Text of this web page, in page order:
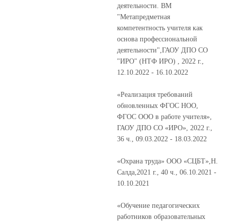
деятельности. ВМ
"Метапредметная
компетентность учителя как
основа профессиональной
деятельности",ГАОУ ДПО СО
"ИРО" (НТФ ИРО) , 2022 г.,
12.10.2022 - 16.10.2022
«Реализация требований
обновленных ФГОС НОО,
ФГОС ООО в работе учителя»,
ГАОУ ДПО СО «ИРО», 2022 г.,
36 ч., 09.03.2022 - 18.03.2022
«Охрана труда» ООО «СЦБТ»,Н.
Салда,2021 г., 40 ч., 06.10.2021 -
10.10.2021
«Обучение педагогических
работников образовательных